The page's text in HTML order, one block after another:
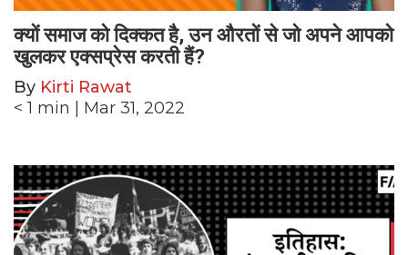
क्यों समाज को दिक्कत है, उन औरतों से जो अपने आपको
खुलकर एक्सप्रेस करती हैं?
By Kirti Rawat
< 1 min | Mar 31, 2022